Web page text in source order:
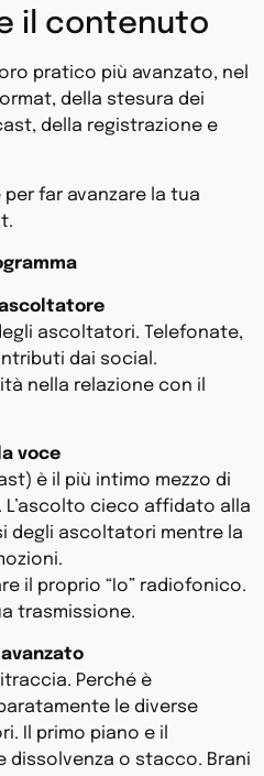
il contenuto
pratico più avanzato, nel
della stesura dei
della registrazione e
far avanzare la tua
ascoltatori. Telefonate,
dai social.
nella relazione con il
voce
è il più intimo mezzo di
L’ascolto cieco affidato alla
degli ascoltatori mentre la
il proprio “Io” radiofonico.
trasmissione.
avanzato
Perché è
le diverse
Il primo piano e il
dissolvenza o stacco. Brani